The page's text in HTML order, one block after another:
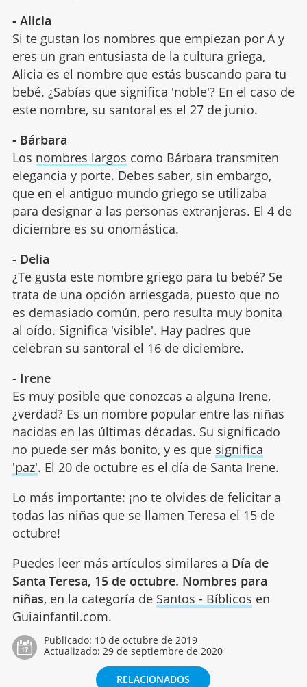
- Alicia
Si te gustan los nombres que empiezan por A y
eres un gran entusiasta de la cultura griega,
Alicia es el nombre que estás buscando para tu
bebé. ¿Sabías que significa 'noble'? En el caso de
este nombre, su santoral es el 27 de junio.
- Bárbara
Los nombres largos como Bárbara transmiten
elegancia y porte. Debes saber, sin embargo,
que en el antiguo mundo griego se utilizaba
para designar a las personas extranjeras. El 4 de
diciembre es su onomástica.
- Delia
¿Te gusta este nombre griego para tu bebé? Se
trata de una opción arriesgada, puesto que no
es demasiado común, pero resulta muy bonita
al oído. Significa 'visible'. Hay padres que
celebran su santoral el 16 de diciembre.
- Irene
Es muy posible que conozcas a alguna Irene,
¿verdad? Es un nombre popular entre las niñas
nacidas en las últimas décadas. Su significado
no puede ser más bonito, y es que significa
'paz'. El 20 de octubre es el día de Santa Irene.
Lo más importante: ¡no te olvides de felicitar a
todas las niñas que se llamen Teresa el 15 de
octubre!
Puedes leer más artículos similares a Día de
Santa Teresa, 15 de octubre. Nombres para
niñas, en la categoría de Santos - Bíblicos en
Guiainfantil.com.
Publicado: 10 de octubre de 2019
Actualizado: 29 de septiembre de 2020
RELACIONADOS